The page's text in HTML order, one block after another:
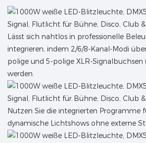
Lässt sich nahtlos in professionelle
integrieren, indem 2/6/8-Kanal-Modi
polige und 5-polige XLR-Signalbuchsen
werden.
Nutzen Sie die integrierten Programme
dynamische Lichtshows ohne externe